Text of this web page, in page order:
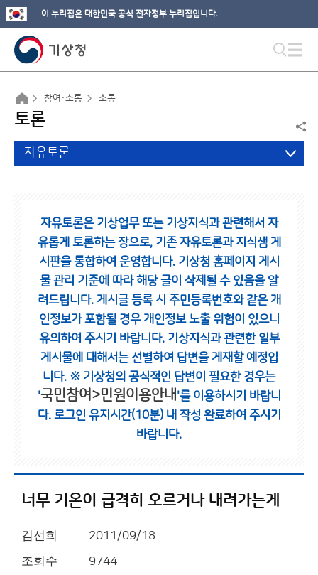
이 누리집은 대한민국 공식 전자정부 누리집입니다.
참여·소통 소통
토론
자유토론
자유토론은 기상업무 또는 기상지식과 관련해서 자
유롭게 토론하는 장으로, 기존 자유토론과 지식샘 게
시판을 통합하여 운영합니다. 기상청 홈페이지 게시
물 관리 기준에 따라 해당 글이 삭제될 수 있음을 알
려드립니다. 게시글 등록 시 주민등록번호와 같은 개
인정보가 포함될 경우 개인정보 노출 위험이 있으니
유의하여 주시기 바랍니다. 기상지식과 관련한 일부
게시물에 대해서는 선별하여 답변을 게재할 예정입
니다. ※ 기상청의 공식적인 답변이 필요한 경우는
'국민참여>민원이용안내 '를 이용하시기 바랍니
다. 로그인 유지시간(10분) 내 작성 완료하여 주시기
바랍니다.
너무 기온이 급격히 오르거나 내려가는게
김선희 2011/09/18
조회수 9744